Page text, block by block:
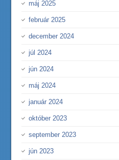
máj 2025
február 2025
december 2024
júl 2024
jún 2024
máj 2024
január 2024
október 2023
september 2023
jún 2023